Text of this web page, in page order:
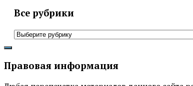
Все рубрики
Все
Правовая информация